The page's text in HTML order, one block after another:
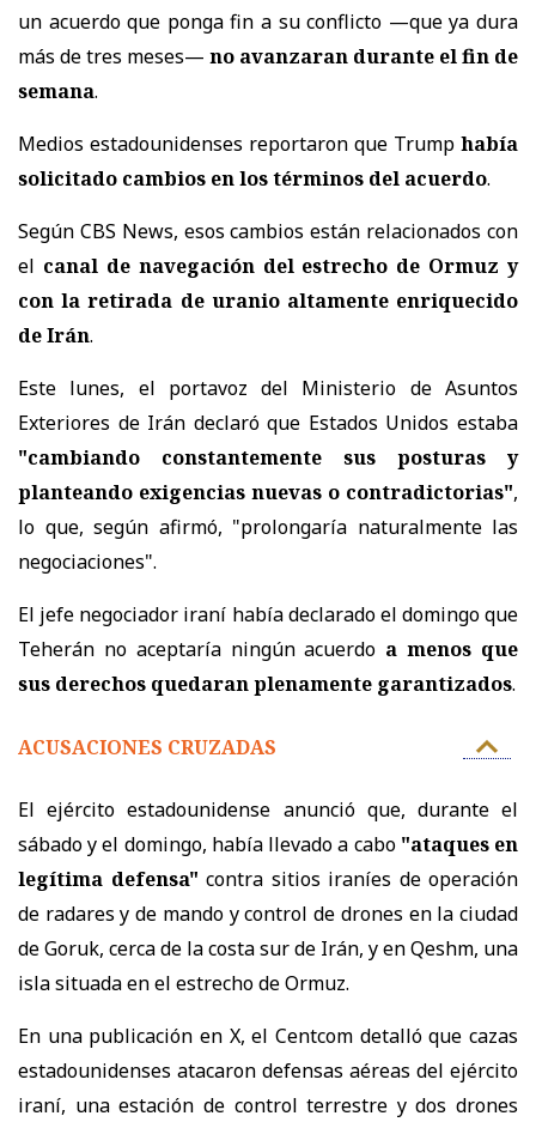
un acuerdo que ponga fin a su conflicto —que ya dura
más de tres meses— no avanzaran durante el fin de
semana.
Medios estadounidenses reportaron que Trump había
solicitado cambios en los términos del acuerdo.
Según CBS News, esos cambios están relacionados con
el canal de navegación del estrecho de Ormuz y
con la retirada de uranio altamente enriquecido
de Irán.
Este lunes, el portavoz del Ministerio de Asuntos
Exteriores de Irán declaró que Estados Unidos estaba
"cambiando constantemente sus posturas y
planteando exigencias nuevas o contradictorias",
lo que, según afirmó, "prolongaría naturalmente las
negociaciones".
El jefe negociador iraní había declarado el domingo que
Teherán no aceptaría ningún acuerdo a menos que
sus derechos quedaran plenamente garantizados.
ACUSACIONES CRUZADAS
El ejército estadounidense anunció que, durante el
sábado y el domingo, había llevado a cabo"ataques en
legítima defensa" contra sitios iraníes de operación
de radares y de mando y control de drones en la ciudad
de Goruk, cerca de la costa sur de Irán, y en Qeshm, una
isla situada en el estrecho de Ormuz.
En una publicación en X, el Centcom detalló que cazas
estadounidenses atacaron defensas aéreas del ejército
iraní, una estación de control terrestre y dos drones